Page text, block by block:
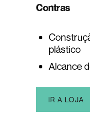
Contras
plástico
Alcance
IR A LOJA